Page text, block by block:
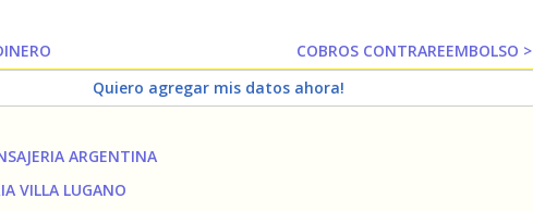
COBROS CONTRAREEMBOLSO >
Quiero agregar mis datos ahora!
ARGENTINA
VILLA LUGANO